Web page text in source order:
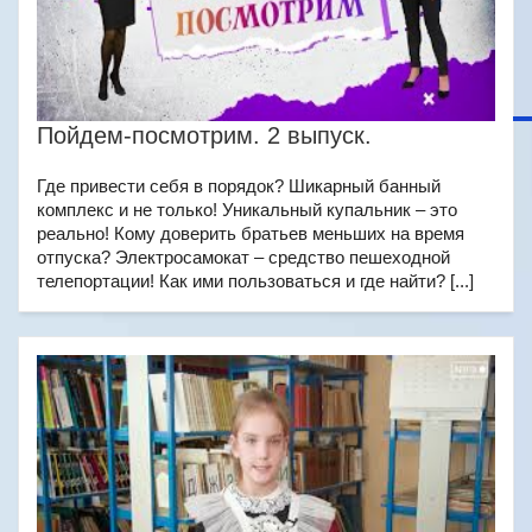
Пойдем-посмотрим. 2 выпуск.
Где привести себя в порядок? Шикарный банный
комплекс и не только! Уникальный купальник – это
реально! Кому доверить братьев меньших на время
отпуска? Электросамокат – средство пешеходной
телепортации! Как ими пользоваться и где найти? [...]